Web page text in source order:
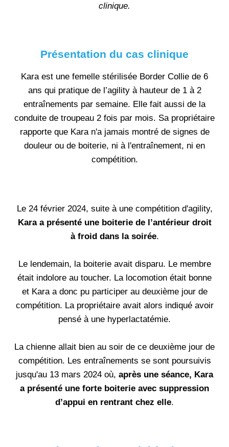
clinique.
Présentation du cas clinique
Kara est une femelle stérilisée Border Collie de 6
ans qui pratique de l’agility à hauteur de 1 à 2
entraînements par semaine. Elle fait aussi de la
conduite de troupeau 2 fois par mois. Sa propriétaire
rapporte que Kara n'a jamais montré de signes de
douleur ou de boiterie, ni à l'entraînement, ni en
compétition.
Le 24 février 2024, suite à une compétition d'agility,
Kara a présenté une boiterie de l’antérieur droit
à froid dans la soirée.
Le lendemain, la boiterie avait disparu. Le membre
était indolore au toucher. La locomotion était bonne
et Kara a donc pu participer au deuxième jour de
compétition. La propriétaire avait alors indiqué avoir
pensé à une hyperlactatémie.
La chienne allait bien au soir de ce deuxième jour de
compétition. Les entraînements se sont poursuivis
jusqu'au 13 mars 2024 où, après une séance, Kara
a présenté une forte boiterie avec suppression
d’appui en rentrant chez elle.